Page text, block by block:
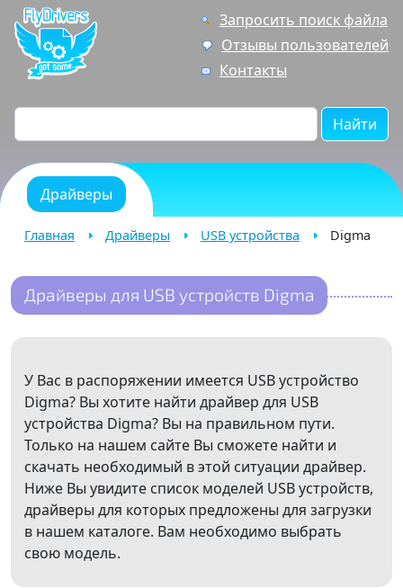
Запросить поиск файла
Отзывы пользователей
Контакты
Найти
Драйверы
Главная Драйверы USB устройства Digma
Драйверы для USB устройств Digma
У Вас в распоряжении имеется USB устройство
Digma? Вы хотите найти драйвер для USB
устройства Digma? Вы на правильном пути.
Только на нашем сайте Вы сможете найти и
скачать необходимый в этой ситуации драйвер.
Ниже Вы увидите список моделей USB устройств,
драйверы для которых предложены для загрузки
в нашем каталоге. Вам необходимо выбрать
свою модель.